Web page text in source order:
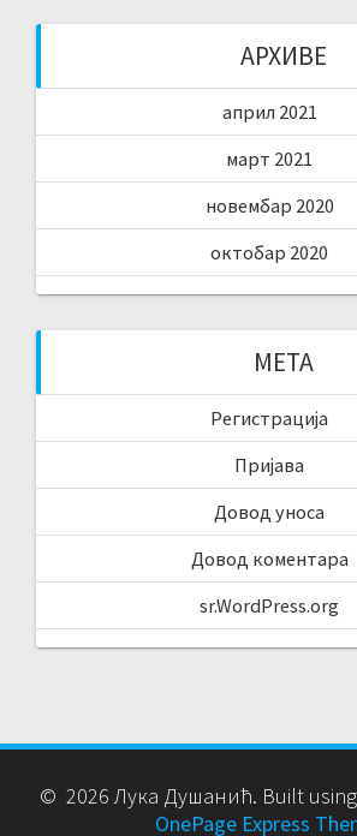
АРХИВЕ
април 2021
март 2021
новембар 2020
октобар 2020
МЕТА
Регистрација
Пријава
Довод уноса
Довод коментара
sr.WordPress.org
© 2026 Лука Душанић. Built using
OnePage Express